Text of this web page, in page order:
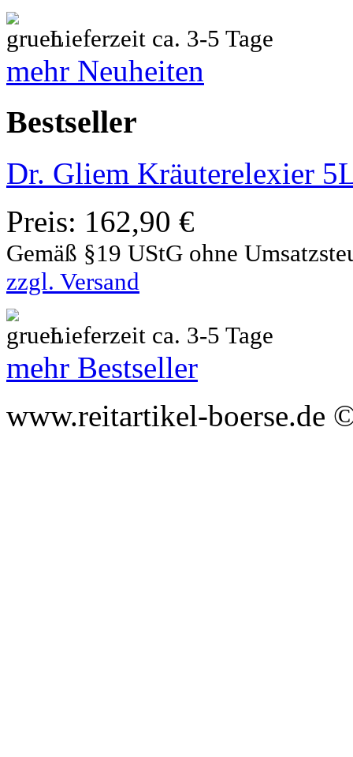
Lieferzeit ca. 3-5 Tage
mehr Neuheiten
Bestseller
Dr. Gliem Kräuterelexier
Preis: 162,90 €
Gemäß §19 UStG ohne
zzgl. Versand
Lieferzeit ca. 3-5 Tage
mehr Bestseller
www.reitartikel-boerse.de